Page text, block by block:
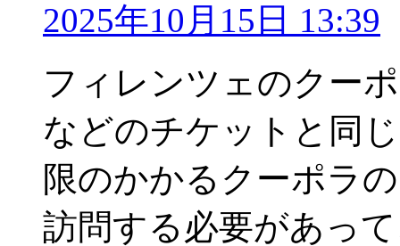
2025年10月15日 13:39
フィレンツェのクー
などのチケットと同
限のかかるクーポラ
訪問する必要があっ